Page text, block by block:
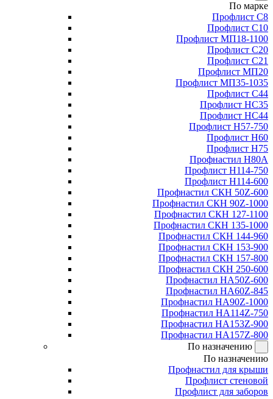
По марке
Профлист С8
Профлист С10
Профлист МП18-1100
Профлист С20
Профлист С21
Профлист МП20
Профлист МП35-1035
Профлист С44
Профлист НС35
Профлист НС44
Профлист Н57-750
Профлист Н60
Профлист Н75
Профнастил Н80А
Профлист Н114-750
Профлист Н114-600
Профнастил СКН 50Z-600
Профнастил СКН 90Z-1000
Профнастил СКН 127-1100
Профнастил СКН 135-1000
Профнастил СКН 144-960
Профнастил СКН 153-900
Профнастил СКН 157-800
Профнастил СКН 250-600
Профнастил НА50Z-600
Профнастил НА60Z-845
Профнастил НА90Z-1000
Профнастил НА114Z-750
Профнастил НА153Z-900
Профнастил НА157Z-800
По назначению
По назначению
Профнастил для крыши
Профлист стеновой
Профлист для заборов